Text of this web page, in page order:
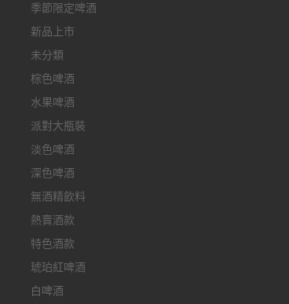
季節限定啤酒
新品上市
未分類
棕色啤酒
水果啤酒
派對大瓶裝
淡色啤酒
深色啤酒
無酒精飲料
熱賣酒款
特色酒款
琥珀紅啤酒
白啤酒